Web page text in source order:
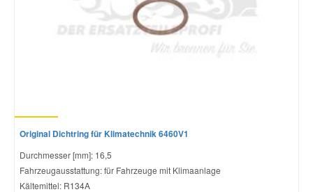
Original Dichtring für Klimatechnik 6460V1
Durchmesser [mm]: 16,5
Fahrzeugausstattung: für Fahrzeuge mit Klimaanlage
Kältemittel: R134A